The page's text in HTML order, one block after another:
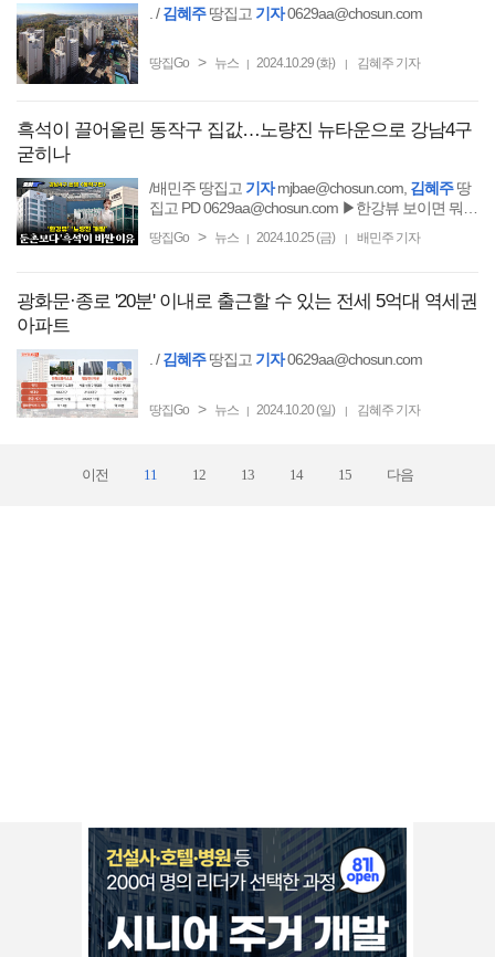
. /김혜주땅집고 기자0629aa@chosun.com
땅집Go > 뉴스 | 2024.10.29 (화) | 김혜주 기자
흑석이 끌어올린 동작구 집값…노량진 뉴타운으로 강남4구
굳히나
/배민주 땅집고 기자mjbae@chosun.com, 김혜주땅
집고 PD 0629aa@chosun.com ▶한강뷰 보이면 뭐
땅집Go > 뉴스 | 2024.10.25 (금) | 배민주 기자
광화문·종로 '20분' 이내로 출근할 수 있는 전세 5억대 역세권
아파트
. /김혜주땅집고 기자0629aa@chosun.com
땅집Go > 뉴스 | 2024.10.20 (일) | 김혜주 기자
이전 11 12 13 14 15 다음